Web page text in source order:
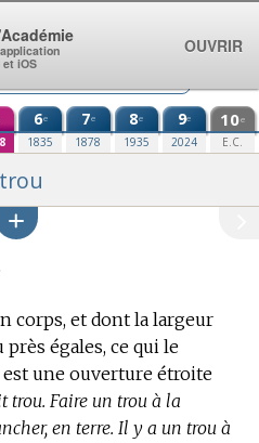
6e
1835
7e
1878
8e
1935
9e
2024
10e
E.C.
trou
corps, et dont la largeur
égales, ce qui le
une ouverture étroite
trou. Faire un trou à la
en terre. Il y a un trou à
iOS
OUVRIR